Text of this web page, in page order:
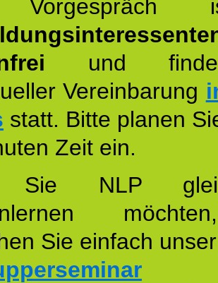
und
Vereinbarung
statt. Bitte planen
Zeit ein.
Sie NLP
Sie einfach unser